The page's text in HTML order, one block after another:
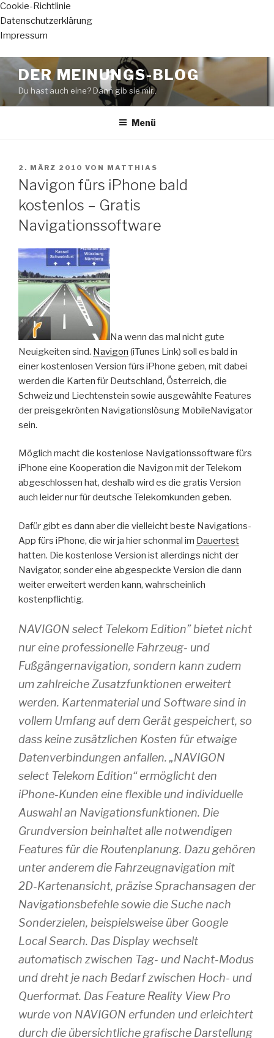
Cookie-Richtlinie
Datenschutzerklärung
Impressum
Zum
Inhalt
springen
DER MEINUNGS-BLOG
Du hast auch eine? Dann gib sie mir..
Menü
VERÖFFENTLICHT
AM
2. MÄRZ 2010 VON MATTHIAS
Navigon fürs iPhone bald
kostenlos – Gratis
Navigationssoftware
Na wenn das mal nicht gute
Neuigkeiten sind. Navigon (iTunes Link) soll es bald in
einer kostenlosen Version fürs iPhone geben, mit dabei
werden die Karten für Deutschland, Österreich, die
Schweiz und Liechtenstein sowie ausgewählte Features
der preisgekrönten Navigationslösung MobileNavigator
sein.
Möglich macht die kostenlose Navigationssoftware fürs
iPhone eine Kooperation die Navigon mit der Telekom
abgeschlossen hat, deshalb wird es die gratis Version
auch leider nur für deutsche Telekomkunden geben.
Dafür gibt es dann aber die vielleicht beste Navigations-
App fürs iPhone, die wir ja hier schonmal im Dauertest
hatten. Die kostenlose Version ist allerdings nicht der
Navigator, sonder eine abgespeckte Version die dann
weiter erweitert werden kann, wahrscheinlich
kostenpflichtig.
NAVIGON select Telekom Edition” bietet nicht
nur eine professionelle Fahrzeug- und
Fußgängernavigation, sondern kann zudem
um zahlreiche Zusatzfunktionen erweitert
werden. Kartenmaterial und Software sind in
vollem Umfang auf dem Gerät gespeichert, so
dass keine zusätzlichen Kosten für etwaige
Datenverbindungen anfallen. „NAVIGON
select Telekom Edition“ ermöglicht den
iPhone-Kunden eine flexible und individuelle
Auswahl an Navigationsfunktionen. Die
Grundversion beinhaltet alle notwendigen
Features für die Routenplanung. Dazu gehören
unter anderem die Fahrzeugnavigation mit
2D-Kartenansicht, präzise Sprachansagen der
Navigationsbefehle sowie die Suche nach
Sonderzielen, beispielsweise über Google
Local Search. Das Display wechselt
automatisch zwischen Tag- und Nacht-Modus
und dreht je nach Bedarf zwischen Hoch- und
Querformat. Das Feature Reality View Pro
wurde von NAVIGON erfunden und erleichtert
durch die übersichtliche grafische Darstellung